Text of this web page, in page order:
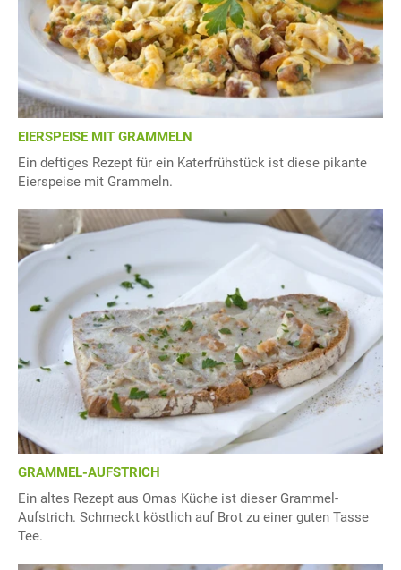
EIERSPEISE MIT GRAMMELN
Ein deftiges Rezept für ein Katerfrühstück ist diese pikante
Eierspeise mit Grammeln.
GRAMMEL-AUFSTRICH
Ein altes Rezept aus Omas Küche ist dieser Grammel-
Aufstrich. Schmeckt köstlich auf Brot zu einer guten Tasse
Tee.